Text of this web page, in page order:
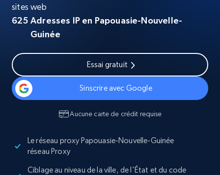
sites web
625 Adresses IP en Papouasie-Nouvelle-
Guinée
Essai gratuit
Sinscrire avec Google
Aucune carte de crédit requise
Le réseau proxy Papouasie-Nouvelle-Guinée
réseau Proxy
Ciblage au niveau de la ville, de l'État et du code